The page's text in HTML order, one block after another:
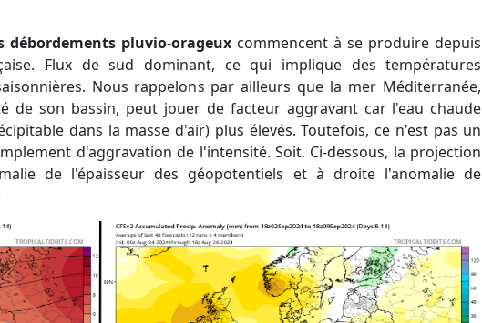
débordements pluvio-orageux commencent à se produire depuis
Flux de sud dominant, ce qui implique des températures
Nous rappelons par ailleurs que la mer Méditerranée,
de son bassin, peut jouer de facteur aggravant car l'eau chaude
dans la masse d'air) plus élevés. Toutefois, ce n'est pas un
d'aggravation de l'intensité. Soit. Ci-dessous, la projection
de l'épaisseur des géopotentiels et à droite l'anomalie de